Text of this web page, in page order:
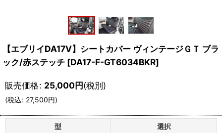
【エブリイDA17V】シートカバー ヴィンテージＧＴ ブラ
ック/赤ステッチ [DA17-F-GT6034BKR]
販売価格: 25,000円(税別)
(税込: 27,500円)
型
選択